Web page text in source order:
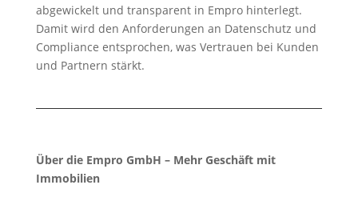
abgewickelt und transparent in Empro hinterlegt.
Damit wird den Anforderungen an Datenschutz und
Compliance entsprochen, was Vertrauen bei Kunden
und Partnern stärkt.
Über die Empro GmbH – Mehr Geschäft mit
Immobilien